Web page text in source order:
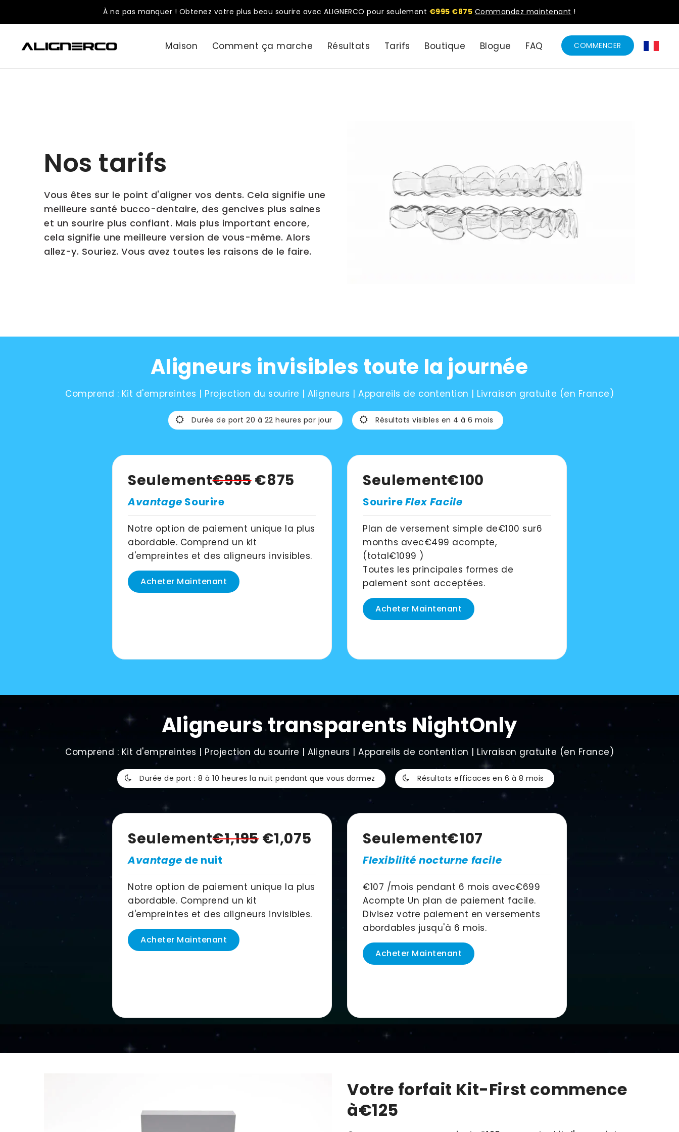
À ne pas manquer ! Obtenez votre plus beau sourire avec ALIGNERCO pour seulement€995€875 Commandez maintenant !
Maison Comment ça marche Résultats Tarifs Boutique Blogue FAQ COMMENCER
Nos tarifs
Vous êtes sur le point d'aligner vos dents. Cela signifie une
meilleure santé bucco-dentaire, des gencives plus saines
et un sourire plus confiant. Mais plus important encore,
cela signifie une meilleure version de vous-même. Alors
allez-y. Souriez. Vous avez toutes les raisons de le faire.
Aligneurs invisibles toute la journée
Comprend : Kit d'empreintes | Projection du sourire | Aligneurs | Appareils de contention | Livraison gratuite (en France)
Durée de port 20 à 22 heures par jour Résultats visibles en 4 à 6 mois
Seulement€995€875
Avantage Sourire
Notre option de paiement unique la plus
abordable. Comprend un kit
d'empreintes et des aligneurs invisibles.
Acheter Maintenant
Seulement€100
SourireFlex Facile
Plan de versement simple de€100 sur6
months avec€499 acompte,
(total€1099 )
Toutes les principales formes de
paiement sont acceptées.
Acheter Maintenant
Aligneurs transparents NightOnly
Comprend : Kit d'empreintes | Projection du sourire | Aligneurs | Appareils de contention | Livraison gratuite (en France)
Durée de port : 8 à 10 heures la nuit pendant que vous dormez Résultats efficaces en 6 à 8 mois
Seulement€1,195 €1,075
Avantage de nuit
Notre option de paiement unique la plus
abordable. Comprend un kit
d'empreintes et des aligneurs invisibles.
Acheter Maintenant
Seulement€107
Flexibilité nocturne facile
€107 /mois pendant 6 mois avec€699
Acompte Un plan de paiement facile.
Divisez votre paiement en versements
abordables jusqu'à 6 mois.
Acheter Maintenant
Votre forfait Kit-First commence
à€125